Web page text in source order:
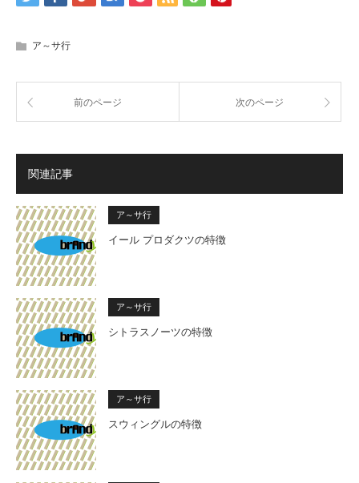
ア～サ行
前のページ 次のページ
関連記事
ア～サ行
イール プロダクツの特徴
ア～サ行
シトラスノーツの特徴
ア～サ行
スウィングルの特徴